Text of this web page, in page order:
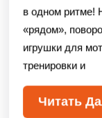
в одном ритме!
«рядом»,
игрушки для
тренировки и
Читать